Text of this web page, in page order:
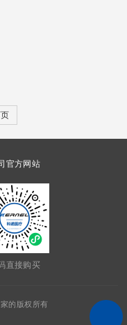
官方网站
直接购买
的版权所有